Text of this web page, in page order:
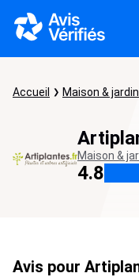
Accueil Maison & jardin
Maison &
4.8
Avis pour